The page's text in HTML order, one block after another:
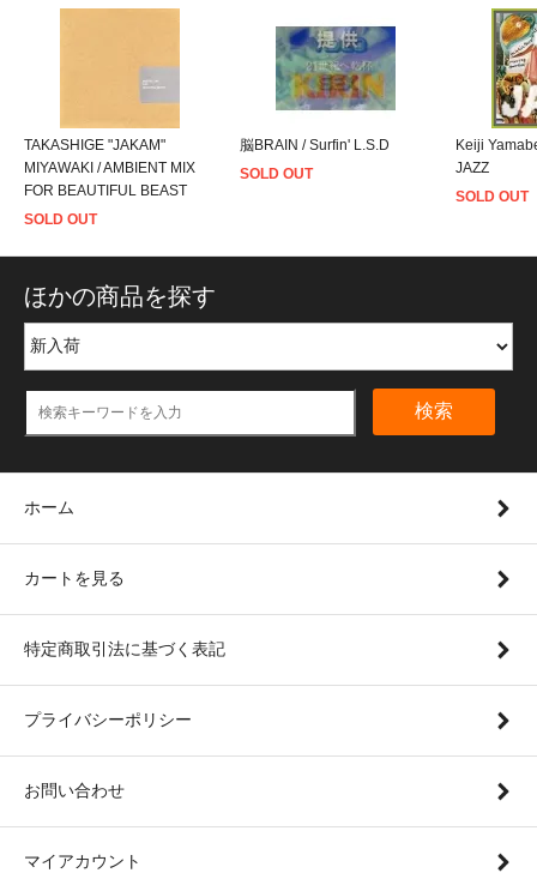
TAKASHIGE "JAKAM"
MIYAWAKI / AMBIENT MIX
FOR BEAUTIFUL BEAST
SOLD OUT
脳BRAIN / Surfin' L.S.D
SOLD OUT
Keiji
JAZZ
SOLD OUT
ほかの商品を探す
検索
ホーム
カートを見る
特定商取引法に基づく表記
プライバシーポリシー
お問い合わせ
マイアカウント